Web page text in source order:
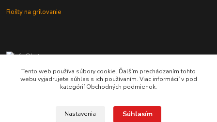
Rošty na grilovanie
+421 902 212 007
od 8:00 - do 16:00 hod
Tento web používa súbory cookie. Ďalším prechádzaním tohto
webu vyjadrujete súhlas s ich používaním. Viac informácií v pod
kategórií Obchodných podmienok.
Nastavenia Súhlasím